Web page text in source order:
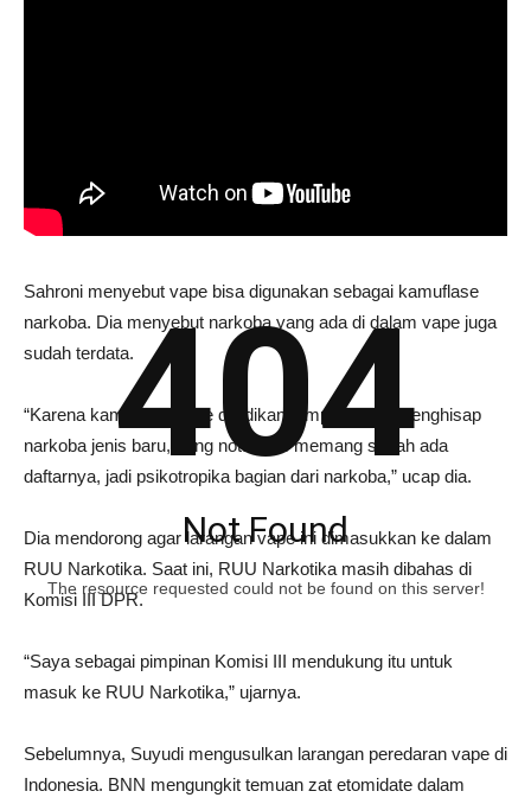
Sahroni menyebut vape bisa digunakan sebagai kamuflase
narkoba. Dia menyebut narkoba yang ada di dalam vape juga
sudah terdata.
“Karena kamuflase vape dijadikan tempat untuk menghisap
narkoba jenis baru, yang notabene memang sudah ada
daftarnya, jadi psikotropika bagian dari narkoba,” ucap dia.
Dia mendorong agar larangan vape ini dimasukkan ke dalam
RUU Narkotika. Saat ini, RUU Narkotika masih dibahas di
Komisi III DPR.
“Saya sebagai pimpinan Komisi III mendukung itu untuk
masuk ke RUU Narkotika,” ujarnya.
Sebelumnya, Suyudi mengusulkan larangan peredaran vape di
Indonesia. BNN mengungkit temuan zat etomidate dalam
404
Not Found
The resource requested could not be found on this server!